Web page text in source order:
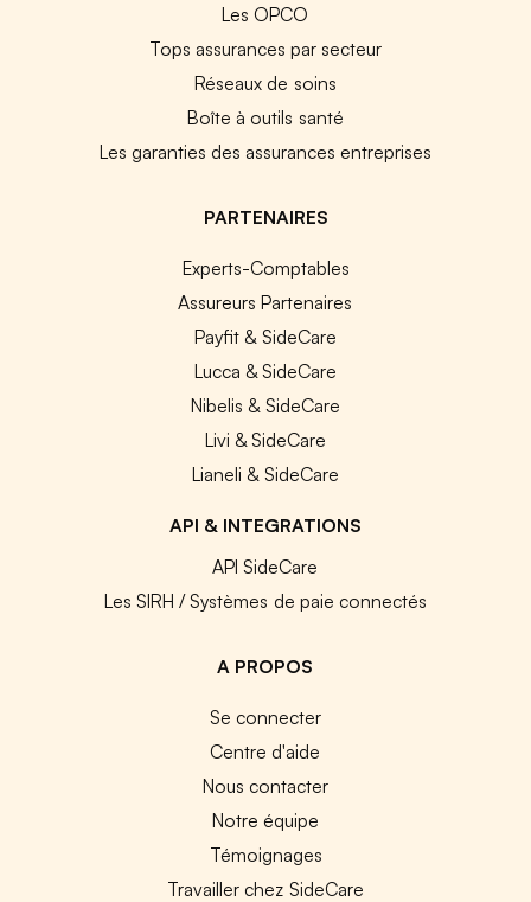
Les OPCO
Tops assurances par secteur
Réseaux de soins
Boîte à outils santé
Les garanties des assurances entreprises
PARTENAIRES
Experts-Comptables
Assureurs Partenaires
Payfit & SideCare
Lucca & SideCare
Nibelis & SideCare
Livi & SideCare
Lianeli & SideCare
API & INTEGRATIONS
API SideCare
Les SIRH / Systèmes de paie connectés
A PROPOS
Se connecter
Centre d'aide
Nous contacter
Notre équipe
Témoignages
Travailler chez SideCare